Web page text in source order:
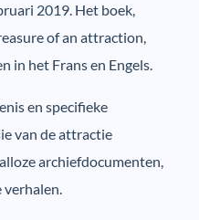
2019. Het boek,
of an attraction,
in het Frans en Engels.
en specifieke
van de attractie
archiefdocumenten,
verhalen.